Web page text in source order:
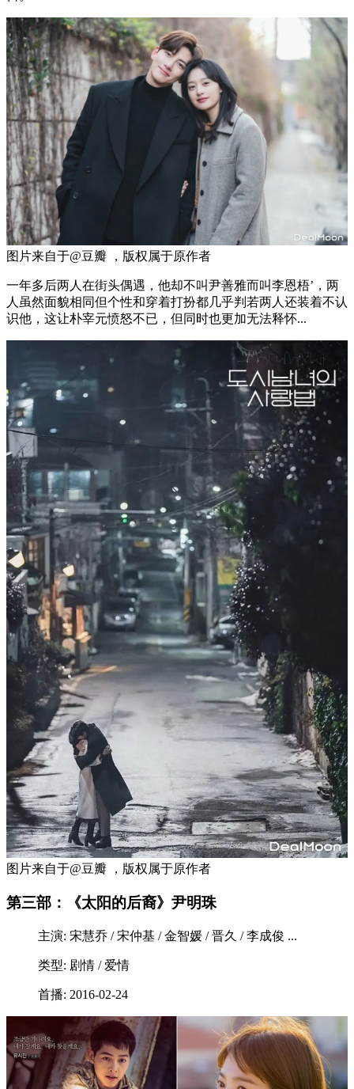
图片来自于@豆瓣 ，版权属于原作者
一年多后两人在街头偶遇，他却不叫尹善雅而叫李恩梧’，两
人虽然面貌相同但个性和穿着打扮都几乎判若两人还装着不认
识他，这让朴宰元愤怒不已，但同时也更加无法释怀...
图片来自于@豆瓣 ，版权属于原作者
第三部：《太阳的后裔》尹明珠
主演: 宋慧乔 / 宋仲基 / 金智媛 / 晋久 / 李成俊 ...
类型: 剧情 / 爱情
首播: 2016-02-24